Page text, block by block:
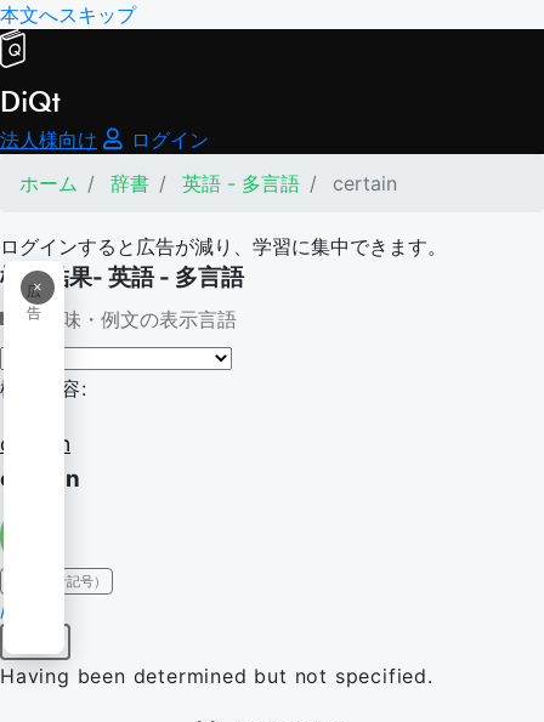
本文へスキップ
DiQt
法人様向け
ログイン
ホーム
辞書 英語 - 多言語 certain
ログインすると広告が減り、学習に集中できます。
×
広
告
検索結果- 英語 - 多言語
意味・例文の表示言語
検索内容:
certain
certain
IPA（発音記号）
/ˈsɜːtn̩/
Having been determined but not specified.